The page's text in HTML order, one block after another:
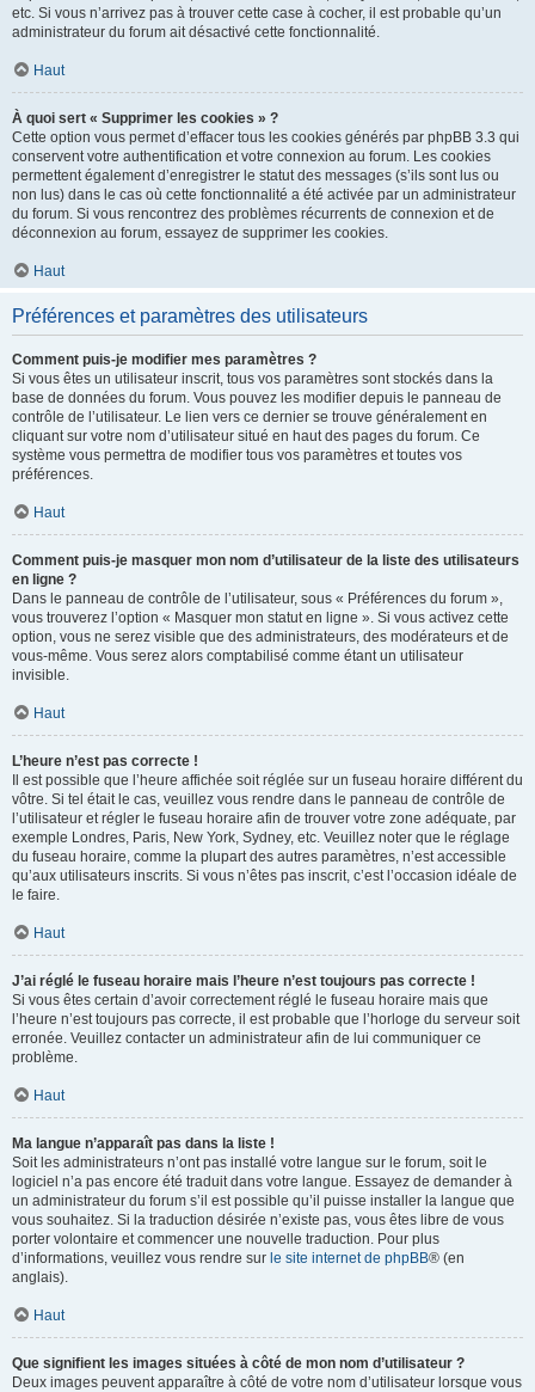
etc. Si vous n’arrivez pas à trouver cette case à cocher, il est probable qu’un
administrateur du forum ait désactivé cette fonctionnalité.
Haut
À quoi sert « Supprimer les cookies » ?
Cette option vous permet d’effacer tous les cookies générés par phpBB 3.3 qui
conservent votre authentification et votre connexion au forum. Les cookies
permettent également d’enregistrer le statut des messages (s’ils sont lus ou
non lus) dans le cas où cette fonctionnalité a été activée par un administrateur
du forum. Si vous rencontrez des problèmes récurrents de connexion et de
déconnexion au forum, essayez de supprimer les cookies.
Haut
Préférences et paramètres des utilisateurs
Comment puis-je modifier mes paramètres ?
Si vous êtes un utilisateur inscrit, tous vos paramètres sont stockés dans la
base de données du forum. Vous pouvez les modifier depuis le panneau de
contrôle de l’utilisateur. Le lien vers ce dernier se trouve généralement en
cliquant sur votre nom d’utilisateur situé en haut des pages du forum. Ce
système vous permettra de modifier tous vos paramètres et toutes vos
préférences.
Haut
Comment puis-je masquer mon nom d’utilisateur de la liste des utilisateurs
en ligne ?
Dans le panneau de contrôle de l’utilisateur, sous « Préférences du forum »,
vous trouverez l’option « Masquer mon statut en ligne ». Si vous activez cette
option, vous ne serez visible que des administrateurs, des modérateurs et de
vous-même. Vous serez alors comptabilisé comme étant un utilisateur
invisible.
Haut
L’heure n’est pas correcte !
Il est possible que l’heure affichée soit réglée sur un fuseau horaire différent du
vôtre. Si tel était le cas, veuillez vous rendre dans le panneau de contrôle de
l’utilisateur et régler le fuseau horaire afin de trouver votre zone adéquate, par
exemple Londres, Paris, New York, Sydney, etc. Veuillez noter que le réglage
du fuseau horaire, comme la plupart des autres paramètres, n’est accessible
qu’aux utilisateurs inscrits. Si vous n’êtes pas inscrit, c’est l’occasion idéale de
le faire.
Haut
J’ai réglé le fuseau horaire mais l’heure n’est toujours pas correcte !
Si vous êtes certain d’avoir correctement réglé le fuseau horaire mais que
l’heure n’est toujours pas correcte, il est probable que l’horloge du serveur soit
erronée. Veuillez contacter un administrateur afin de lui communiquer ce
problème.
Haut
Ma langue n’apparaît pas dans la liste !
Soit les administrateurs n’ont pas installé votre langue sur le forum, soit le
logiciel n’a pas encore été traduit dans votre langue. Essayez de demander à
un administrateur du forum s’il est possible qu’il puisse installer la langue que
vous souhaitez. Si la traduction désirée n’existe pas, vous êtes libre de vous
porter volontaire et commencer une nouvelle traduction. Pour plus
d’informations, veuillez vous rendre sur le site internet de phpBB® (en
anglais).
Haut
Que signifient les images situées à côté de mon nom d’utilisateur ?
Deux images peuvent apparaître à côté de votre nom d’utilisateur lorsque vous